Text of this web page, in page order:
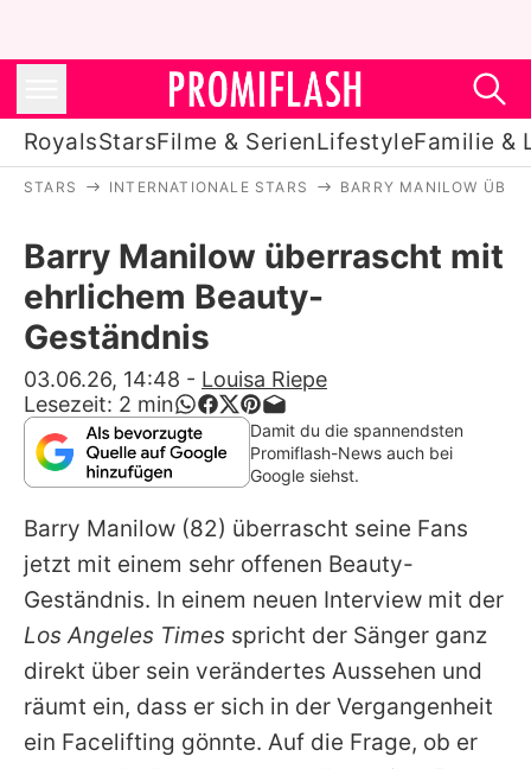
RoyalsStarsFilme & SerienLifestyleFamilie &
Stars
Filme & Serien
Lifestyle
Familie & Liebe
Promiflash Exklusiv
Alle Themen auf Promiflash
Jobs
App runterladen
Team
Redaktionelle Richtlinien
STARS INTERNATIONALE STARS BARRY MANILOW
Barry Manilow überrascht mit
ehrlichem Beauty-
Geständnis
03.06.26, 14:48 - Louisa Riepe
Lesezeit: 2 min
Damit du die spannendsten
Promiflash-News auch bei
Google siehst.
Barry Manilow (82) überrascht seine Fans
jetzt mit einem sehr offenen Beauty-
Geständnis. In einem neuen Interview mit der
Los Angeles Times spricht der Sänger ganz
direkt über sein verändertes Aussehen und
räumt ein, dass er sich in der Vergangenheit
ein Facelifting gönnte. Auf die Frage, ob er